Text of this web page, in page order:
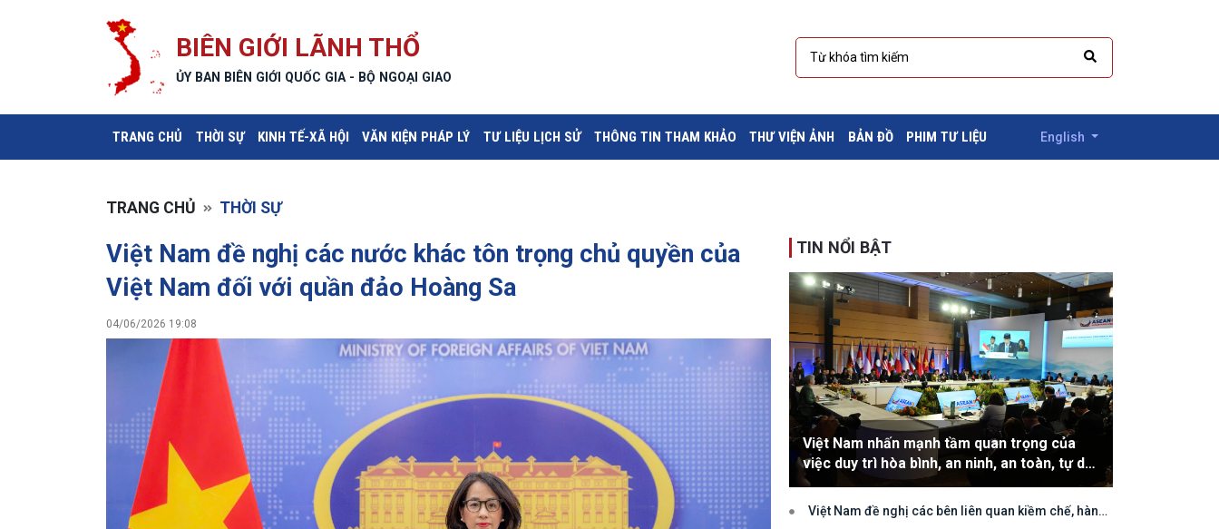
BIÊN GIỚI LÃNH THỔ
ỦY BAN BIÊN GIỚI QUỐC GIA - BỘ NGOẠI GIAO
TRANG CHỦ (CURRENT)
THỜI SỰ KINH TẾ-XÃ HỘI VĂN KIỆN PHÁP LÝ TƯ LIỆU LỊCH SỬ THÔNG TIN THAM KHẢO THƯ VIỆN ẢNH BẢN ĐỒ PHIM TƯ LIỆU English
TRANG CHỦ THỜI SỰ
Việt Nam đề nghị các nước khác tôn trọng chủ quyền của
Việt Nam đối với quần đảo Hoàng Sa
04/06/2026 19:08
TIN NỔI BẬT
Việt Nam nhấn mạnh tầm quan trọng của
việc duy trì hòa bình, an ninh, an toàn, tự do
hàng hải và hàng không
Việt Nam đề nghị các bên liên quan kiềm chế, hành